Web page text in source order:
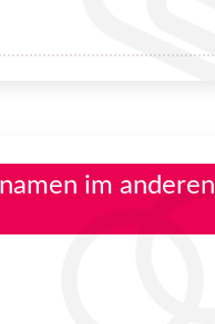
im anderen